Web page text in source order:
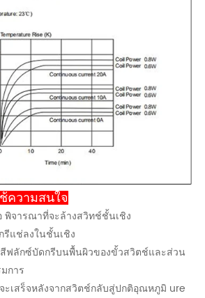
ความสนใจ
พิจารณาที่จะล้างสวิทช์ชั้นเชิง
รีแช่ลงในชั้นเชิง
สีฟลักซ์บัดกรีบนพื้นผิวของขั้วสวิตช์และส่วน
การ
ะเสร็จหลังจากสวิตช์กลับสู่ปกติอุณหภูมิ ure